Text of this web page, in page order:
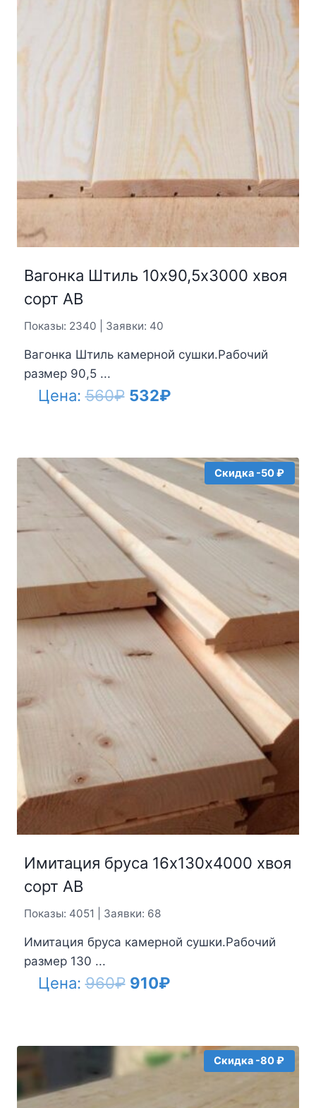
Вагонка Штиль 10х90,5х3000 хвоя
сорт АВ
Показы: 2340 | Заявки: 40
Вагонка Штиль камерной сушки.Рабочий
размер 90,5 ...
Цена:560₽ Первоначальная
560₽.
532₽Текущая
Скидка -50 ₽
Имитация бруса 16х130х4000 хвоя
сорт АВ
Показы: 4051 | Заявки: 68
Имитация бруса камерной сушки.Рабочий
размер 130 ...
Цена:960₽ Первоначальная
960₽.
910₽Текущая
Скидка -80 ₽